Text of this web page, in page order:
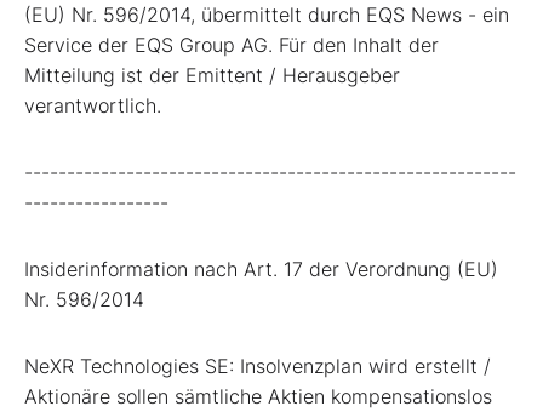
(EU) Nr. 596/2014, übermittelt durch EQS News - ein
Service der EQS Group AG. Für den Inhalt der
Mitteilung ist der Emittent / Herausgeber
verantwortlich.
----------------------------------------------------------
-----------------
Insiderinformation nach Art. 17 der Verordnung (EU)
Nr. 596/2014
NeXR Technologies SE: Insolvenzplan wird erstellt /
Aktionäre sollen sämtliche Aktien kompensationslos